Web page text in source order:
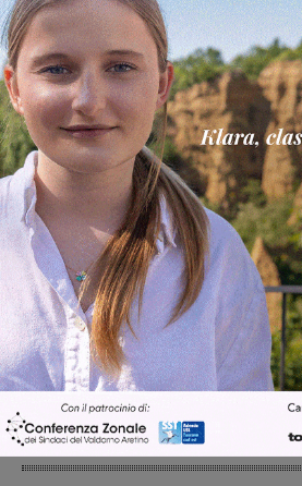
Figline Incisa Valdarno 1 Agosto 2026
Piscina di Figline finanziata
Pnrr, il gruppo di Fratelli
ringraziamento al Governo”
Cronaca 3 Agosto 2026
Scomparso da una struttura
Fiorentino l’uomo che aveva
Levane nel 2020
Cronaca 4 Agosto 2026
Un anno fa la strage in A1 in
Gianni, Giulia e Franco. Lo
processo, lo stop ai sorpassi